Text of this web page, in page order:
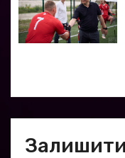
Залишити